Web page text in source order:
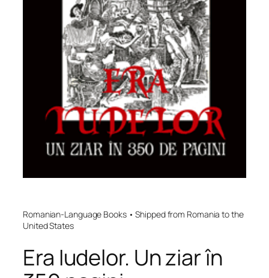
Romanian-Language Books • Shipped from Romania to the
United States
Era Iudelor. Un ziar în